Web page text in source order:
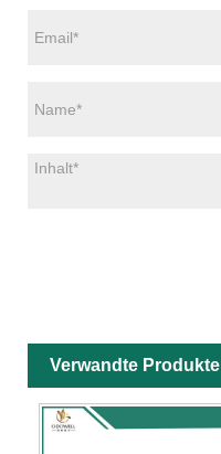
Verwandte Produkte